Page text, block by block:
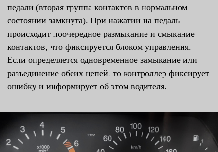
педали (вторая группа контактов в нормальном
состоянии замкнута). При нажатии на педаль
происходит поочередное размыкание и смыкание
контактов, что фиксируется блоком управления.
Если определяется одновременное замыкание или
разъединение обеих цепей, то контроллер фиксирует
ошибку и информирует об этом водителя.